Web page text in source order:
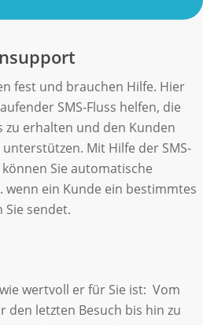
fest und brauchen Hilfe. Hier
SMS-Fluss helfen, die
zu erhalten und den Kunden
Mit Hilfe der SMS-
Sie automatische
ein Kunde ein bestimmtes
Sie sendet.
wertvoll er für Sie ist: Vom
den letzten Besuch bis hin zu